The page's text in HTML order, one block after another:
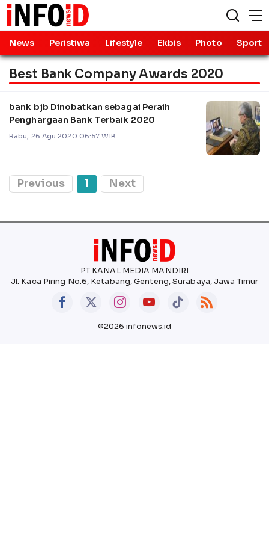
News Peristiwa Lifestyle Ekbis Photo Sport
Best Bank Company Awards 2020
bank bjb Dinobatkan sebagai Peraih
Penghargaan Bank Terbaik 2020
Rabu, 26 Agu 2020 06:57 WIB
Previous 1 Next
PT KANAL MEDIA MANDIRI
Jl. Kaca Piring No.6, Ketabang, Genteng, Surabaya, Jawa Timur
©2026 infonews.id